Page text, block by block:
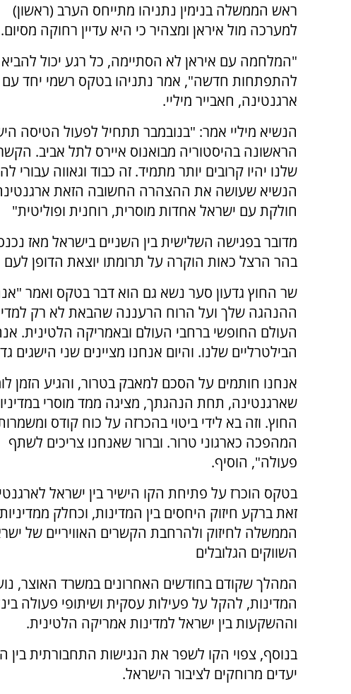
ראש הממשלה בנימין נתניהו מתייחס הערב (ראשון)
למערכה מול איראן ומצהיר כי היא עדיין רחוקה מסיום.
"המלחמה עם איראן לא הסתיימה, כל רגע יכול להביא
להתפתחות חדשה", אמר נתניהו בטקס רשמי יחד עם
ארגנטינה, חאבייר מיליי.
הנשיא מיליי אמר: "בנובמבר תתחיל לפעול הטיסה
הראשונה בהיסטוריה מבואנוס איירס לתל אביב.
שלנו יהיו קרובים יותר מתמיד. זה כבוד וגאווה עבורי
הנשיא שעושה את ההצהרה החשובה הזאת
חולקת עם ישראל אחדות מוסרית, רוחנית ופוליטית"
מדובר בפגישה השלישית בין השניים בישראל מאז
בהר הרצל כאות הוקרה על תרומתו יוצאת הדופן לעם
שר החוץ גדעון סער נשא גם הוא דבר בטקס ואמר
ההנהגה שלך ועל הרוח הרעננה שהבאת לא רק
העולם החופשי ברחבי העולם ובאמריקה הלטינית.
הבילטרליים שלנו. והיום אנחנו מציינים שני הישגים
אנחנו חותמים על הסכם למאבק בטרור, והגיע הזמן
שארגנטינה, תחת הנהגתך, מציגה ממד מוסרי
החוץ. וזה בא לידי ביטוי בהכרזה על כוח קודס
המהפכה כארגוני טרור. וברור שאנחנו צריכים לשתף
פעולה", הוסיף.
בטקס הוכרז על פתיחת הקו הישיר בין ישראל
זאת ברקע חיזוק היחסים בין המדינות, וכחלק ממדיניות
הממשלה לחיזוק ולהרחבת הקשרים האוויריים של
השווקים הגלובלים
המהלך שקודם בחודשים האחרונים במשרד האוצר,
המדינות, להקל על פעילות עסקית ושיתופי פעולה
וההשקעות בין ישראל למדינות אמריקה הלטינית.
בנוסף, צפוי הקו לשפר את הנגישות התחבורתית בין
יעדים מרוחקים לציבור הישראל.